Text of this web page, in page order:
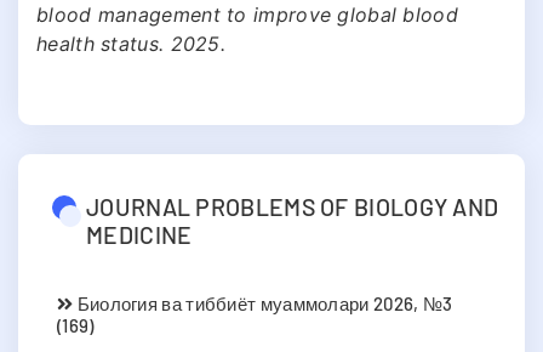
blood management to improve global blood
health status. 2025.
JOURNAL PROBLEMS OF BIOLOGY AND
MEDICINE
Биология ва тиббиёт муаммолари 2026, №3
(169)